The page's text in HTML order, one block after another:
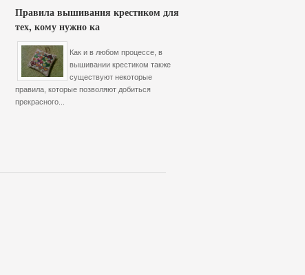
Правила вышивания крестиком для
тех, кому нужно ка
Как и в любом процессе, в
вышивании крестиком также
существуют некоторые
правила, которые позволяют добиться
прекрасного...